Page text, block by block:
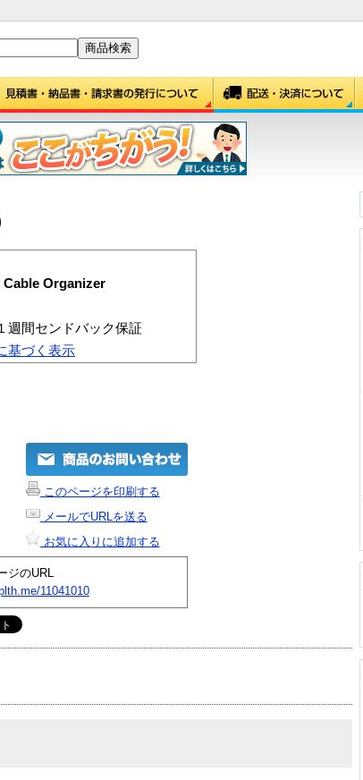
Organizer
週間センドバック保証
基づく表示
このページを印刷する
メールでURLを送る
お気に入りに追加する
ジのURL
11041010